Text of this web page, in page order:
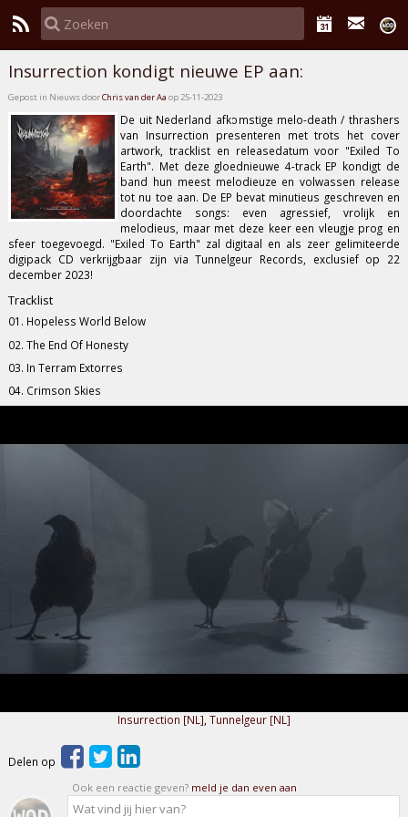
Insurrection kondigt nieuwe EP aan:
Gepost in Nieuws doorChris van der Aa op 25-11-2023
De uit Nederland afkomstige melo-death / thrashers
van Insurrection presenteren met trots het cover
artwork, tracklist en releasedatum voor "Exiled To
Earth". Met deze gloednieuwe 4-track EP kondigt de
band hun meest melodieuze en volwassen release
tot nu toe aan. De EP bevat minutieus geschreven en
doordachte songs: even agressief, vrolijk en
melodieus, maar met deze keer een vleugje prog en
sfeer toegevoegd. "Exiled To Earth" zal digitaal en als zeer gelimiteerde
digipack CD verkrijgbaar zijn via Tunnelgeur Records, exclusief op 22
december 2023!
Tracklist
01. Hopeless World Below
02. The End Of Honesty
03. In Terram Extorres
04. Crimson Skies
Insurrection [NL], Tunnelgeur [NL]
Delen op
Ook een reactie geven? meld je dan even aan